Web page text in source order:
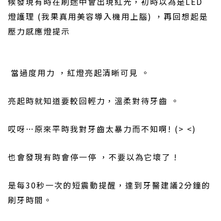
燈護理 (我果真用美容導入機用上腦)
，再回想起是
壓力感應燈提示
當過度用力 ，紅燈亮起清晰可見 。
亮起時就知道要較回輕力 ，溫柔對待牙齒 。
哎呀… 原來平時我對牙齒太暴力而不知啊 ! (> <)
也會發現有時會停一停 ，不要以為它壞了 !
是每30秒一次的短震動提醒 ，達到牙醫建議2分鐘的
刷牙時間。